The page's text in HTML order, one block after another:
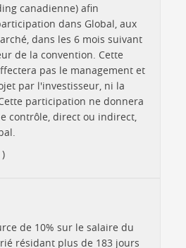
canadienne) afin
dans Global, aux
dans les 6 mois suivant
de la convention. Cette
pas le management et
par l'investisseur, ni la
participation ne donnera
contrôle, direct ou indirect,
)
de 10% sur le salaire du
résidant plus de 183 jours